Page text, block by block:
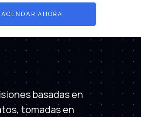
AGENDAR AHORA
basadas en
tomadas en